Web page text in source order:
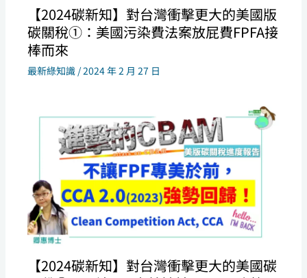
【2024碳新知】對台灣衝擊更大的美國版
碳關稅①：美國污染費法案放屁費FPFA接
棒而來
最新綠知識 /2024 年 2 月 27 日
【2024碳新知】對台灣衝擊更大的美國碳